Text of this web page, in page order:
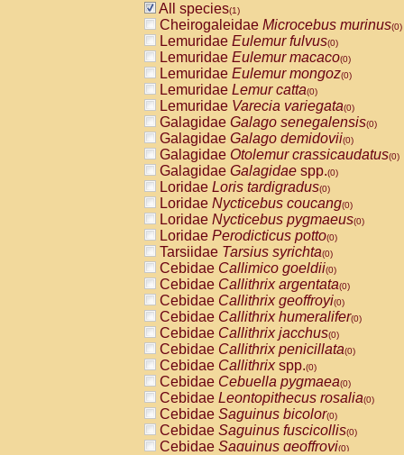
All species(1)
Cheirogaleidae Microcebus murinus(0)
Lemuridae Eulemur fulvus(0)
Lemuridae Eulemur macaco(0)
Lemuridae Eulemur mongoz(0)
Lemuridae Lemur catta(0)
Lemuridae Varecia variegata(0)
Galagidae Galago senegalensis(0)
Galagidae Galago demidovii(0)
Galagidae Otolemur crassicaudatus(0)
Galagidae Galagidae spp.(0)
Loridae Loris tardigradus(0)
Loridae Nycticebus coucang(0)
Loridae Nycticebus pygmaeus(0)
Loridae Perodicticus potto(0)
Tarsiidae Tarsius syrichta(0)
Cebidae Callimico goeldii(0)
Cebidae Callithrix argentata(0)
Cebidae Callithrix geoffroyi(0)
Cebidae Callithrix humeralifer(0)
Cebidae Callithrix jacchus(0)
Cebidae Callithrix penicillata(0)
Cebidae Callithrixspp.(0)
Cebidae Cebuella pygmaea(0)
Cebidae Leontopithecus rosalia(0)
Cebidae Saguinus bicolor(0)
Cebidae Saguinus fuscicollis(0)
Cebidae Saguinus geoffroyi(0)